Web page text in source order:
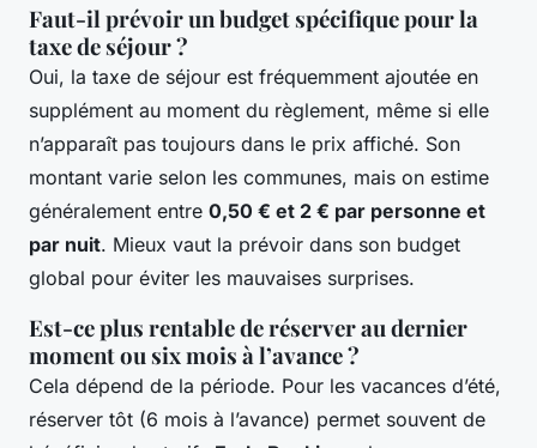
Faut-il prévoir un budget spécifique pour la
taxe de séjour ?
Oui, la taxe de séjour est fréquemment ajoutée en
supplément au moment du règlement, même si elle
n’apparaît pas toujours dans le prix affiché. Son
montant varie selon les communes, mais on estime
généralement entre 0,50 € et 2 € par personne et
par nuit. Mieux vaut la prévoir dans son budget
global pour éviter les mauvaises surprises.
Est-ce plus rentable de réserver au dernier
moment ou six mois à l’avance ?
Cela dépend de la période. Pour les vacances d’été,
réserver tôt (6 mois à l’avance) permet souvent de